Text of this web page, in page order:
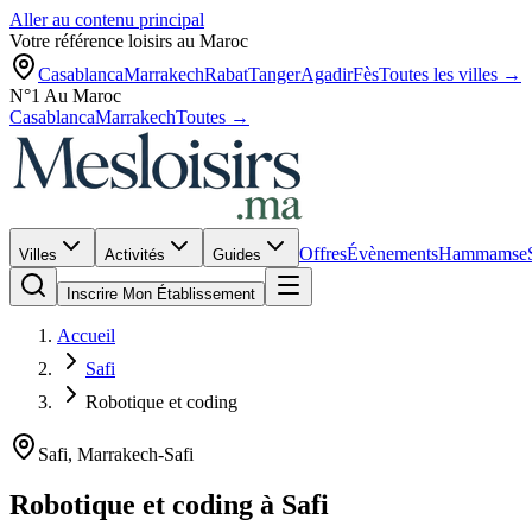
Aller au contenu principal
Votre référence loisirs au Maroc
CasablancaMarrakechRabatTangerAgadirFèsToutes les villes →
N°1 Au Maroc
CasablancaMarrakechToutes →
Villes Activités Guides OffresÉvènementsHammams
Inscrire Mon Établissement
Accueil
Safi
Robotique et coding
Safi, Marrakech-Safi
Robotique et coding à Safi